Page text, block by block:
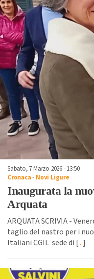
Sabato, 7 Marzo 2026 - 13:50
Cronaca- Novi Ligure
Inaugurata la
Arquata
ARQUATA SCRIVIA -
taglio del nastro per i
Italiani CGIL sede di [...]